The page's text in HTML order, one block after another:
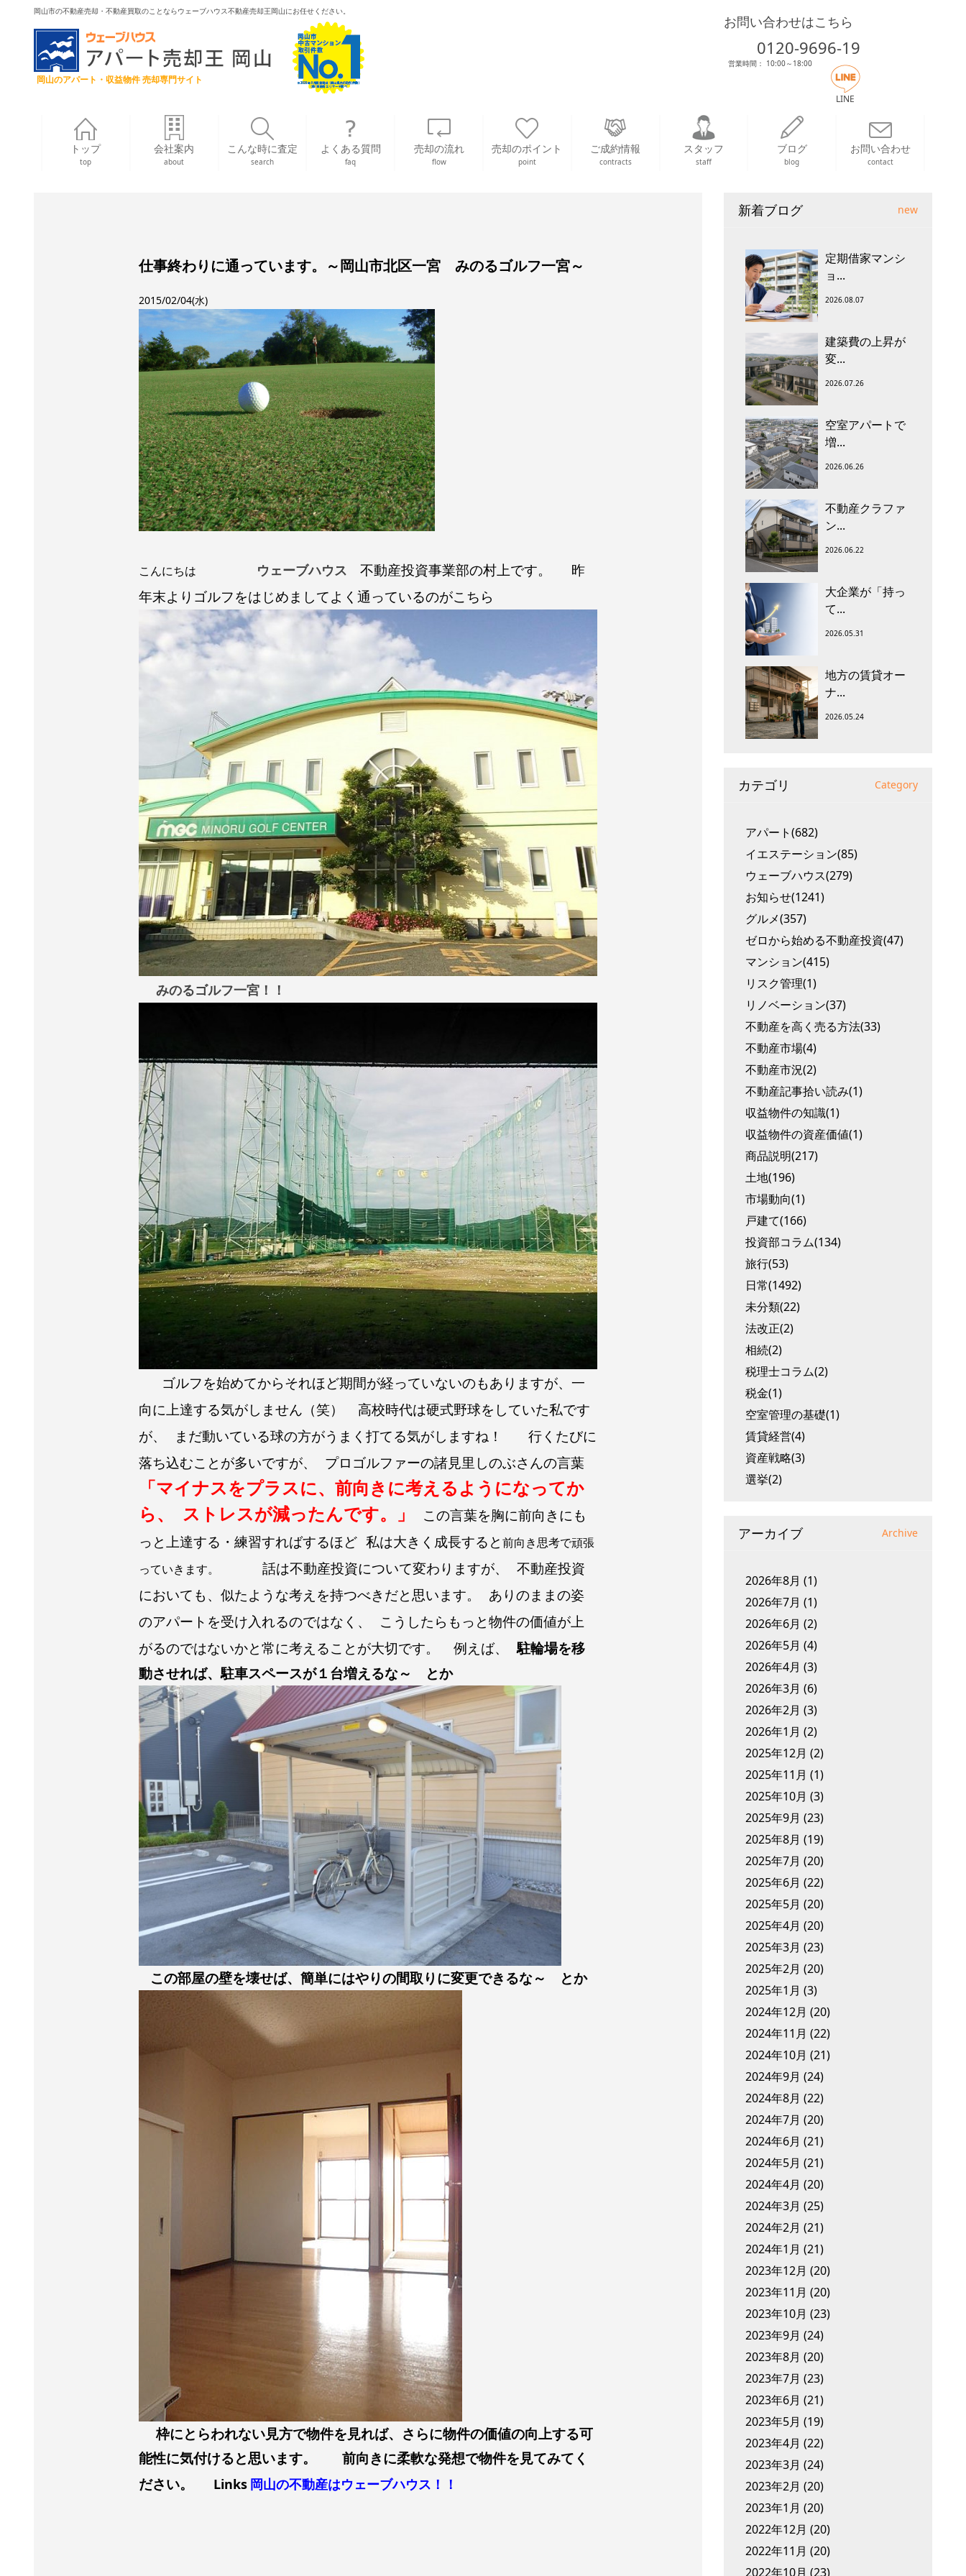
岡山市の不動産売却・不動産買取のことならウェーブハウス不動産売却王岡山にお任せください。
岡山のアパート・収益物件 売却専門サイト
お問い合わせはこちら
0120-9696-19
営業時間： 10:00～18:00
LINE
トップ
top
会社案内
about
こんな時に査定
search
よくある質問
faq
売却の流れ
flow
売却のポイント
point
ご成約情報
contracts
スタッフ
staff
ブログ
blog
お問い合わせ
contact
仕事終わりに通っています。～岡山市北区一宮 みのるゴルフ一宮～
2015/02/04(水)
こんにちは ウェーブハウス 不動産投資事業部の村上です。
昨
年末よりゴルフをはじめましてよく通っているのがこちら
みのるゴルフ一宮！！
ゴルフを始めてからそれほど期間が経っていないのもありますが、一
向に上達する気がしません（笑）
高校時代は硬式野球をしていた私です
が、
まだ動いている球の方がうまく打てる気がしますね！
行くたびに
落ち込むことが多いですが、
プロゴルファーの諸見里しのぶさんの言葉
「マイナスをプラスに、前向きに考えるようになってか
ら、
ストレスが減ったんです。」
この言葉を胸に前向きにも
っと上達する・練習すればするほど 私は大きく成長すると前向き思考で頑張
っていきます。
話は不動産投資について変わりますが、
不動産投資
においても、似たような考えを持つべきだと思います。
ありのままの姿
のアパートを受け入れるのではなく、
こうしたらもっと物件の価値が上
がるのではないかと常に考えることが大切です。
例えば、
駐輪場を移
動させれば、駐車スペースが１台増えるな～ とか
この部屋の壁を壊せば、簡単にはやりの間取りに変更できるな～ とか
枠にとらわれない見方で物件を見れば、さらに物件の価値の向上する可
能性に気付けると思います。
前向きに柔軟な発想で物件を見てみてく
ださい。
Links 岡山の不動産はウェーブハウス！！
新着ブログ new
定期借家マンシ
ョ...
2026.08.07
建築費の上昇が
変...
2026.07.26
空室アパートで
増...
2026.06.26
不動産クラファ
ン...
2026.06.22
大企業が「持っ
て...
2026.05.31
地方の賃貸オー
ナ...
2026.05.24
カテゴリ Category
アパート(682)
イエステーション(85)
ウェーブハウス(279)
お知らせ(1241)
グルメ(357)
ゼロから始める不動産投資(47)
マンション(415)
リスク管理(1)
リノベーション(37)
不動産を高く売る方法(33)
不動産市場(4)
不動産市況(2)
不動産記事拾い読み(1)
収益物件の知識(1)
収益物件の資産価値(1)
商品説明(217)
土地(196)
市場動向(1)
戸建て(166)
投資部コラム(134)
旅行(53)
日常(1492)
未分類(22)
法改正(2)
相続(2)
税理士コラム(2)
税金(1)
空室管理の基礎(1)
賃貸経営(4)
資産戦略(3)
選挙(2)
アーカイブ Archive
2026年8月 (1)
2026年7月 (1)
2026年6月 (2)
2026年5月 (4)
2026年4月 (3)
2026年3月 (6)
2026年2月 (3)
2026年1月 (2)
2025年12月 (2)
2025年11月 (1)
2025年10月 (3)
2025年9月 (23)
2025年8月 (19)
2025年7月 (20)
2025年6月 (22)
2025年5月 (20)
2025年4月 (20)
2025年3月 (23)
2025年2月 (20)
2025年1月 (3)
2024年12月 (20)
2024年11月 (22)
2024年10月 (21)
2024年9月 (24)
2024年8月 (22)
2024年7月 (20)
2024年6月 (21)
2024年5月 (21)
2024年4月 (20)
2024年3月 (25)
2024年2月 (21)
2024年1月 (21)
2023年12月 (20)
2023年11月 (20)
2023年10月 (23)
2023年9月 (24)
2023年8月 (20)
2023年7月 (23)
2023年6月 (21)
2023年5月 (19)
2023年4月 (22)
2023年3月 (24)
2023年2月 (20)
2023年1月 (20)
2022年12月 (20)
2022年11月 (20)
2022年10月 (23)